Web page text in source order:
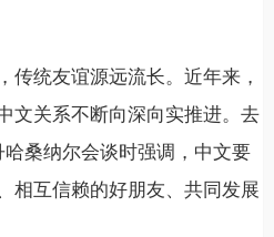
传统友谊源远流长。近年来，
文关系不断向深向实推进。去
桑纳尔会谈时强调，中文要
相互信赖的好朋友、共同发展